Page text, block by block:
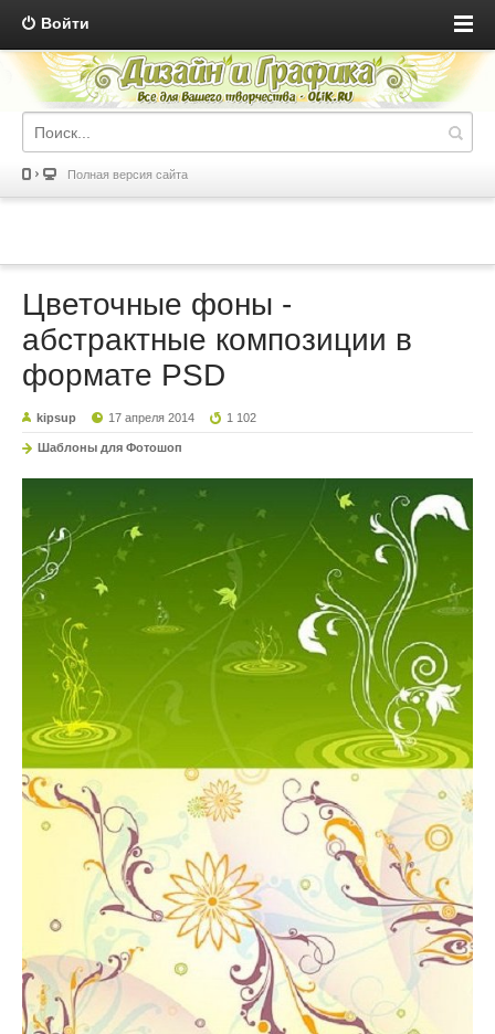
Войти
Полная версия сайта
Цветочные фоны -
абстрактные композиции в
формате PSD
kipsup 17 апреля 2014 1 102
Шаблоны для Фотошоп